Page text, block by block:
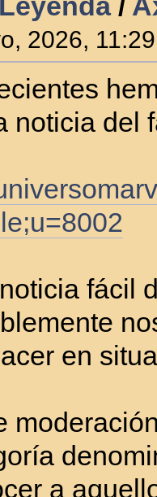
/
2026,
noticia del
fácil
en
a